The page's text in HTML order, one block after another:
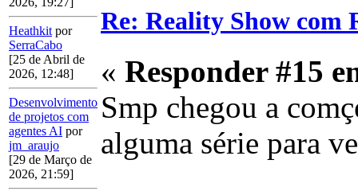
Heathkit por
SerraCabo
[25 de Abril de
2026, 12:48]
Desenvolvimento
de projetos com
agentes AI por
jm_araujo
[29 de Março de
2026, 21:59]
Re: Reality Show com
« Responder #15
Smp chegou a
alguma série para